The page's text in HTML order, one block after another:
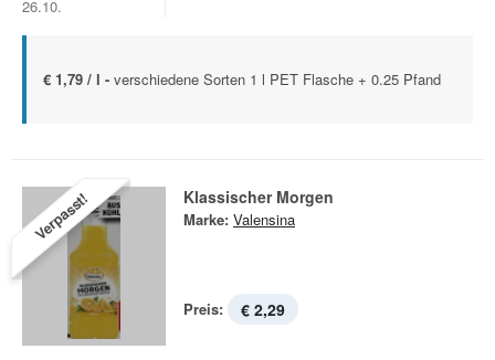
26.10.
€ 1,79 / l - verschiedene Sorten 1 l PET Flasche + 0.25 Pfand
Verpasst! Klassischer Morgen
Marke: Valensina
Preis: € 2,29